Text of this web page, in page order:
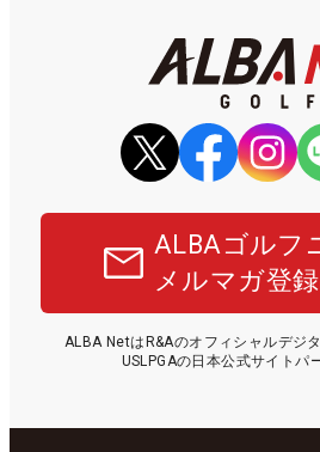
ALBAゴルフ
メルマガ登
ALBA NetはR&Aのオフィシャルデジ
USLPGAの日本公式サイトパ